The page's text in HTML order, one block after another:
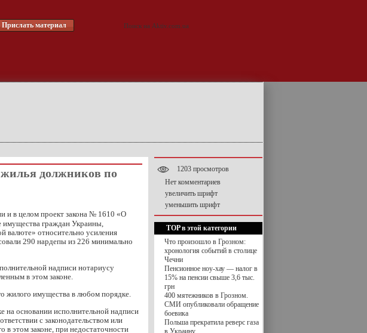
Прислать материал
должников по
и в целом проект закона № 1610 «О
имущества граждан Украины,
валюте» относительно усиления
290 нардепы из 226 минимально
надписи нотариусу
в этом законе.
жилого имущества в любом порядке.
на основании исполнительной надписи
с законодательством или
в этом законе, при недостаточности
1203 просмотров
Нет комментариев
увеличить шрифт
уменьшить шрифт
TOP в этой категории
Что произошло в Грозном:
хронология событий в столице
Чечни
Пенсионное ноу-хау — налог в
15% на пенсии свыше 3,6 тыс.
грн
400 мятежников в Грозном.
СМИ опубликовали обращение
боевика
Польша прекратила реверс газа
в Украину